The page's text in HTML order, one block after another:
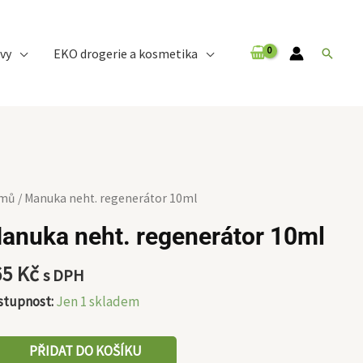
EKO drogerie a kosmetika Hledat
/ Manuka neht. regenerátor 10ml
neht. regenerátor 10ml
Kčs DPH
Jen 1 skladem
PŘIDAT DO KOŠÍKU